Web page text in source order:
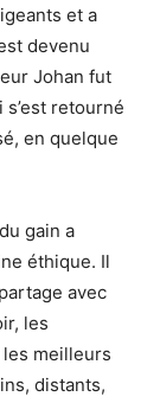
et a
devenu
Johan fut
s’est retourné
en quelque
gain a
éthique. Il
avec
les
les meilleurs
distants,